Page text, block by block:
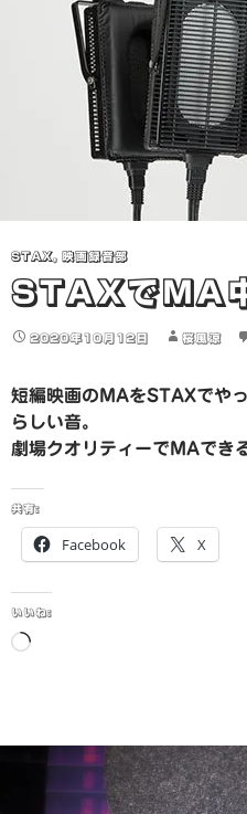
STAX, 映画録音部
STAXでMA
2020年10月12日 桜風涼
短編映画のMAをSTAXでや
らしい音。
劇場クオリティーでMAでき
共有:
Facebook X
いいね:
読
中…